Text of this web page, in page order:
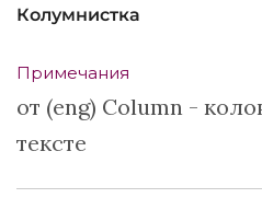
Колумнистка
Примечания
от (eng) Column -
тексте